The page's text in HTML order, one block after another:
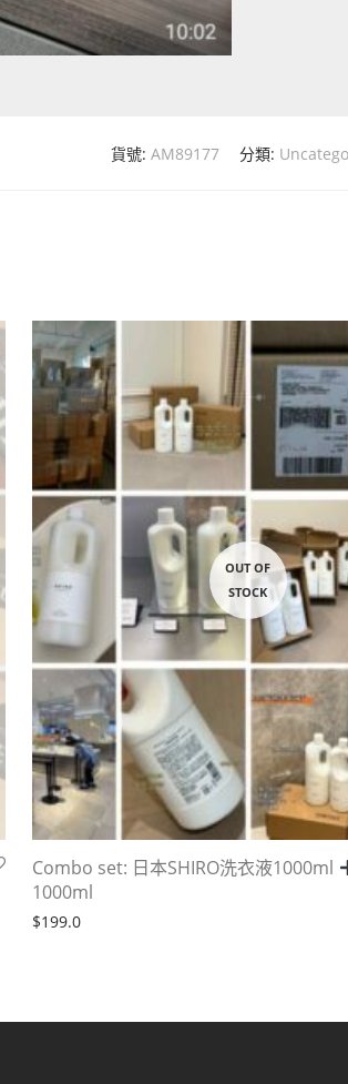
貨號: AM89177 分類:
Combo set: 日本SHIRO洗衣液1000ml
1000ml
$199.0